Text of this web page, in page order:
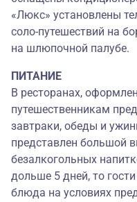
«Люкс» установлены
соло-путешествий на
на шлюпочной палубе.
ПИТАНИЕ
В ресторанах,
путешественникам
завтраки, обеды и
представлен большой
безалкогольных
дольше 5 дней, то
блюда на условиях